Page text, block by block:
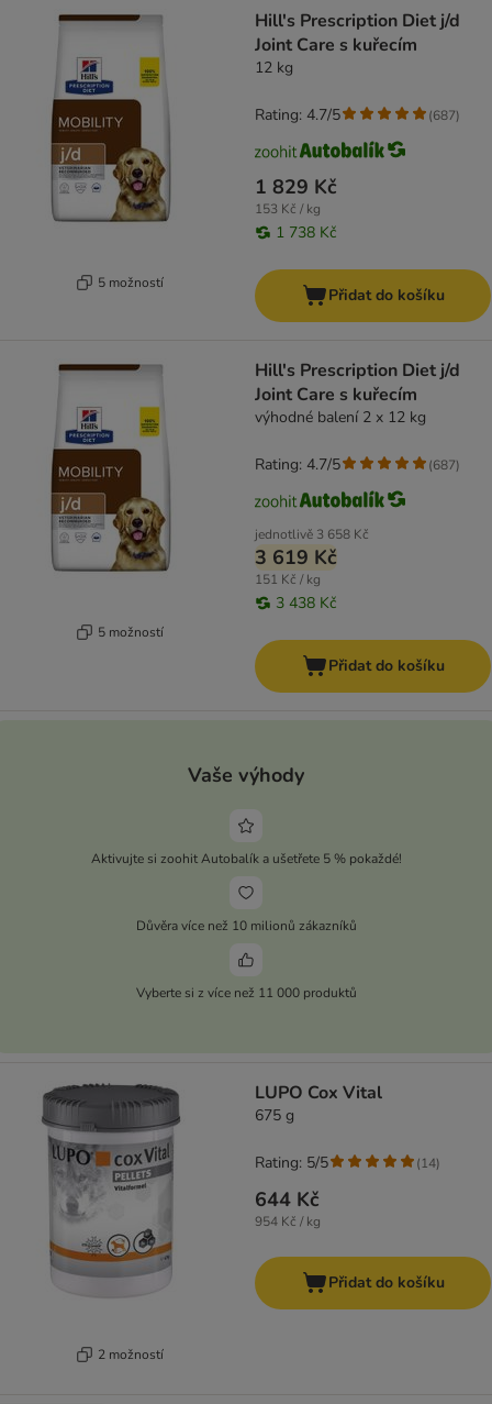
5 možností
Hill's Prescription Diet j/d
Joint Care s kuřecím
12 kg
1 829 Kč
153 Kč / kg
1 738 Kč
Rating: 4.7/5 (687)
Přidat do košíku
5 možností
Hill's Prescription Diet j/d
Joint Care s kuřecím
výhodné balení 2 x 12 kg
jednotlivě 3 658 Kč
3 619 Kč
151 Kč / kg
3 438 Kč
Rating: 4.7/5 (687)
Přidat do košíku
Vaše výhody
Aktivujte si zoohit Autobalík a ušetřete 5 % pokaždé!
Důvěra více než 10 milionů zákazníků
Vyberte si z více než 11 000 produktů
2 možností
LUPO Cox Vital
675 g
644 Kč
954 Kč / kg
Rating: 5/5 (14)
Přidat do košíku